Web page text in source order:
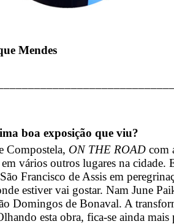
Mendes
boa exposição que viu?
Compostela, ON THE ROAD com
vários outros lugares na cidade.
Francisco de Assis em
estiver vai gostar. Nam June
Domingos de Bonaval. A
esta obra, fica-se ainda mais